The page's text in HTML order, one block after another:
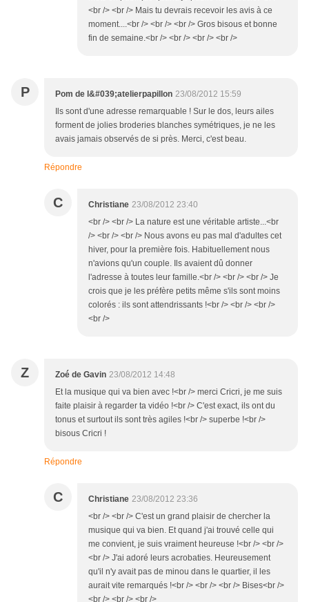
<br /> <br /> Mais tu devrais recevoir les avis à ce
moment....<br /> <br /> <br /> Gros bisous et bonne
fin de semaine.<br /> <br /> <br /> <br />
P Pom de l&#039;atelierpapillon 23/08/2012 15:59
Ils sont d'une adresse remarquable ! Sur le dos, leurs ailes
forment de jolies broderies blanches symétriques, je ne les
avais jamais observés de si près. Merci, c'est beau.
Répondre
C Christiane 23/08/2012 23:40
<br /> <br /> La nature est une véritable artiste...<br
/> <br /> <br /> Nous avons eu pas mal d'adultes cet
hiver, pour la première fois. Habituellement nous
n'avions qu'un couple. Ils avaient dû donner
l'adresse à toutes leur famille.<br /> <br /> <br /> Je
crois que je les préfère petits même s'ils sont moins
colorés : ils sont attendrissants !<br /> <br /> <br />
<br />
Z Zoé de Gavin 23/08/2012 14:48
Et la musique qui va bien avec !<br /> merci Cricri, je me suis
faite plaisir à regarder ta vidéo !<br /> C'est exact, ils ont du
tonus et surtout ils sont très agiles !<br /> superbe !<br />
bisous Cricri !
Répondre
C Christiane 23/08/2012 23:36
<br /> <br /> C'est un grand plaisir de chercher la
musique qui va bien. Et quand j'ai trouvé celle qui
me convient, je suis vraiment heureuse !<br /> <br />
<br /> J'ai adoré leurs acrobaties. Heureusement
qu'il n'y avait pas de minou dans le quartier, il les
aurait vite remarqués !<br /> <br /> <br /> Bises<br />
<br /> <br /> <br />